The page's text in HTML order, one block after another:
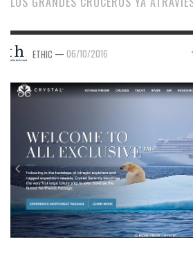
ETHIC — 06/10/2016